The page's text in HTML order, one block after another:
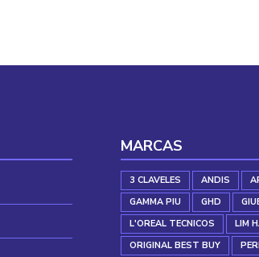
MARCAS
3 CLAVELES ANDIS
GAMMA PIU
GHD
L'OREAL TECNICOS
LIM
ORIGINAL BEST BUY